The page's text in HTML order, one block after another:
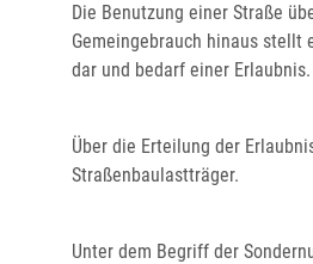
Die Benutzung einer Straße
Gemeingebrauch hinaus stellt
dar und bedarf einer Erlaubnis.
Über die Erteilung der
Straßenbaulastträger.
Unter dem Begriff der